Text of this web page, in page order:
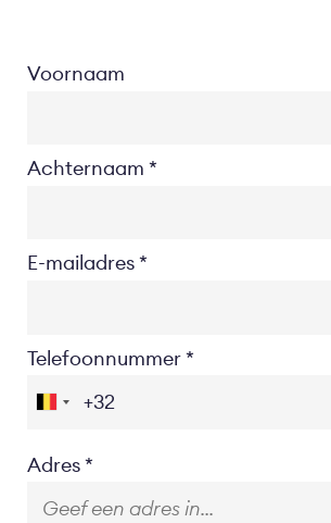
Voornaam
Achternaam
E-mailadres
Telefoonnummer
Location
Adres